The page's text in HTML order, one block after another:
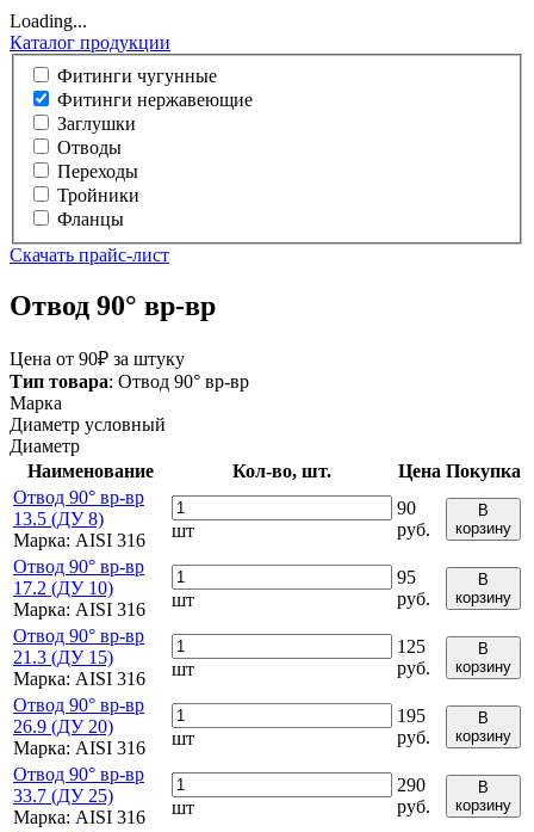
Loading...
Каталог продукции
Фитинги чугунные
Фитинги нержавеющие
Заглушки
Отводы
Переходы
Тройники
Фланцы
Cкачать прайс-лист
Отвод 90° вр-вр
Цена от 90₽ за штуку
Тип товара: Отвод 90° вр-вр
Марка
Диаметр условный
Диаметр
Наименование
Кол-во, шт. Цена Покупка
Отвод 90° вр-вр
13.5 (ДУ 8)
Марка: AISI 316 шт
90
руб.
В
корзину
Отвод 90° вр-вр
17.2 (ДУ 10)
Марка: AISI 316 шт
95
руб.
В
корзину
Отвод 90° вр-вр
21.3 (ДУ 15)
Марка: AISI 316 шт
125
руб.
В
корзину
Отвод 90° вр-вр
26.9 (ДУ 20)
Марка: AISI 316 шт
195
руб.
В
корзину
Отвод 90° вр-вр
33.7 (ДУ 25)
Марка: AISI 316 шт
290
руб.
В
корзину